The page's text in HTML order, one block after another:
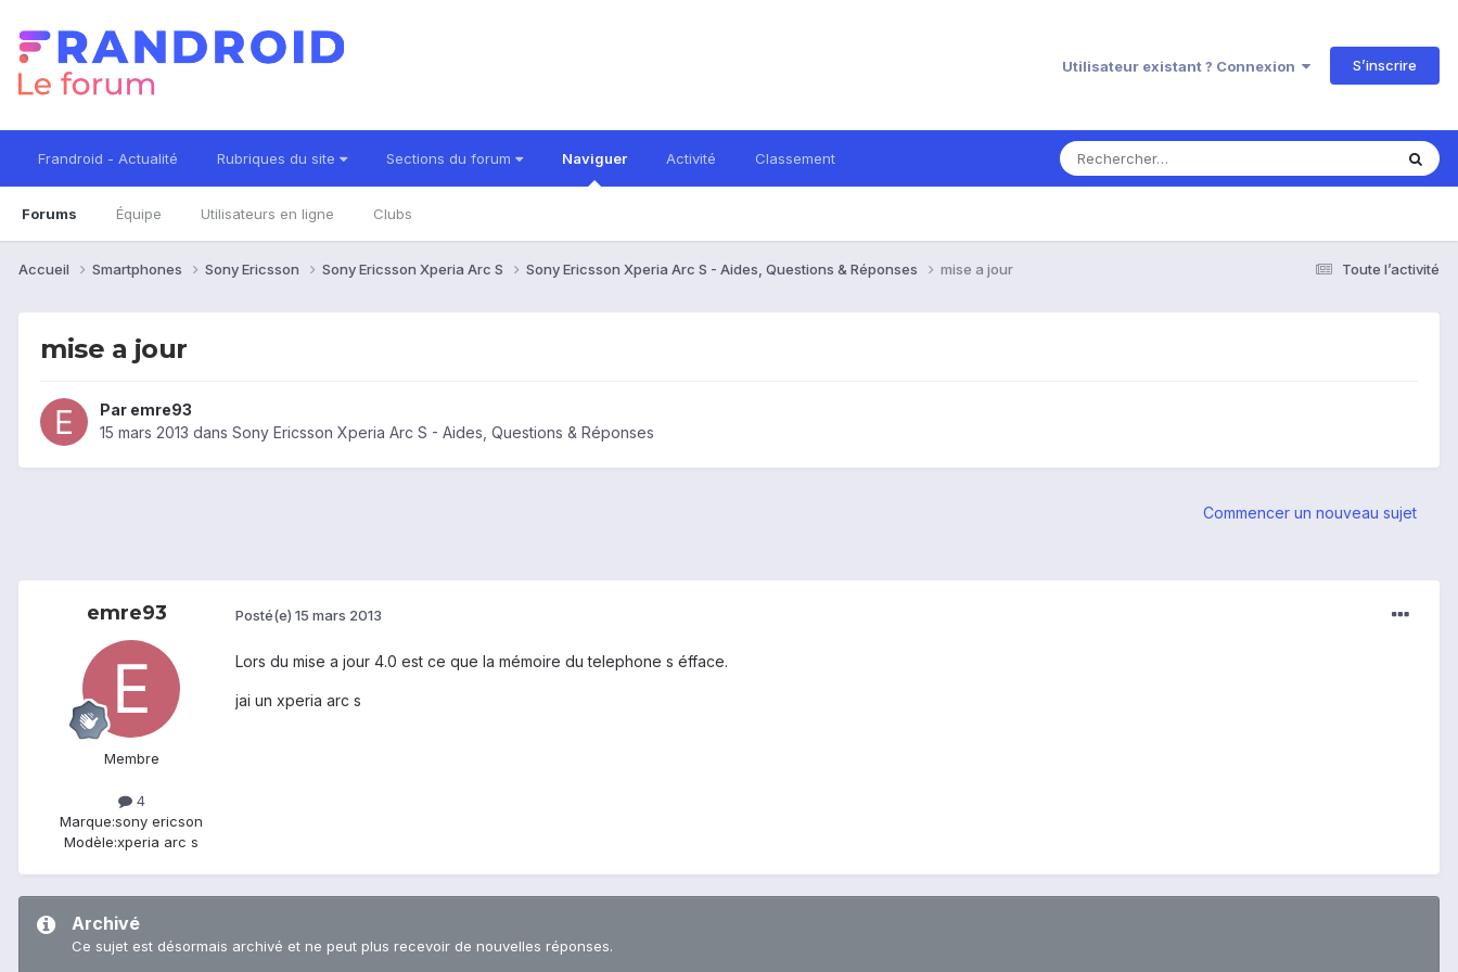
Utilisateur existant ? Connexion S’inscrire
Frandroid - Actualité Rubriques du site Sections du forum Naviguer
Forums Équipe Utilisateurs en ligne Clubs
Activité Classement
Toute l’activité
Accueil Smartphones Sony Ericsson Sony Ericsson Xperia Arc S Sony Ericsson Xperia Arc S - Aides, Questions & Réponses mise a jour
mise a jour
Par emre93
15 mars 2013 dans Sony Ericsson Xperia Arc S - Aides, Questions & Réponses
Commencer un nouveau sujet
emre93
Membre
4
Marque:sony ericson
Modèle:xperia arc s
Posté(e) 15 mars 2013
Lors du mise a jour 4.0 est ce que la mémoire du telephone s éfface.
jai un xperia arc s
Archivé
Ce sujet est désormais archivé et ne peut plus recevoir de nouvelles réponses.